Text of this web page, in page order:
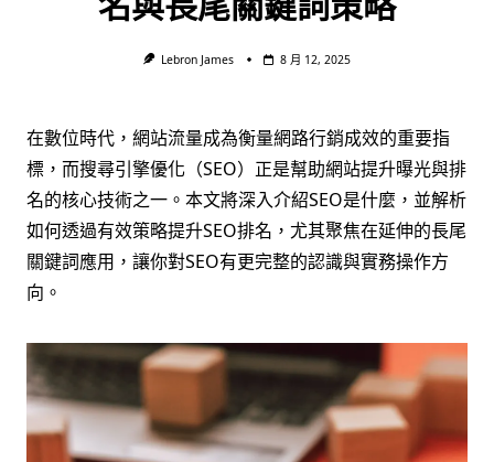
Lebron James 8 月 12, 2025
在數位時代，網站流量成為衡量網路行銷成效的重要指
標，而搜尋引擎優化（SEO）正是幫助網站提升曝光與排
名的核心技術之一。本文將深入介紹SEO是什麼，並解析
如何透過有效策略提升SEO排名，尤其聚焦在延伸的長尾
關鍵詞應用，讓你對SEO有更完整的認識與實務操作方
向。